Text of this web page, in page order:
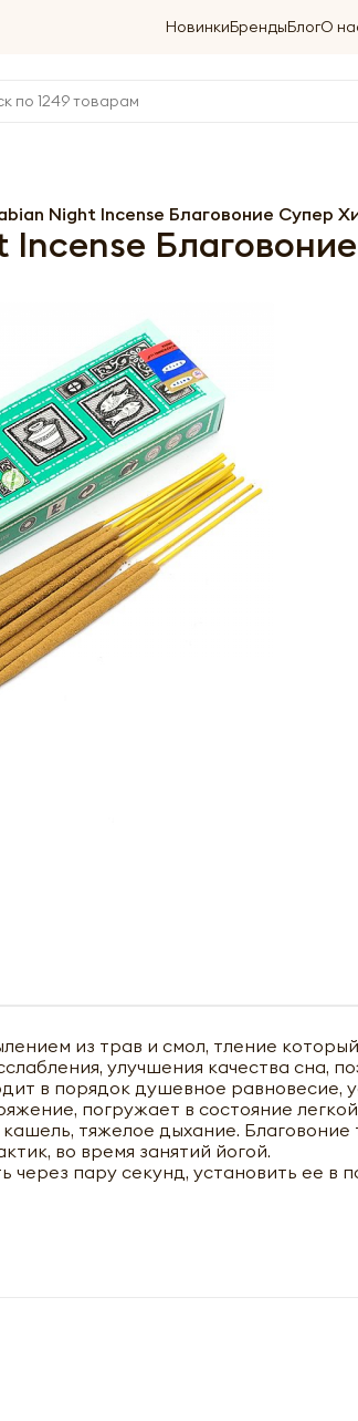
НовинкиБрендыБлогО
Night Incense Благовоние Супер
из трав и смол, тление
улучшения качества сна,
в порядок душевное равновесие,
погружает в состояние
тяжелое дыхание.
во время занятий йогой.
пару секунд, установить ее в